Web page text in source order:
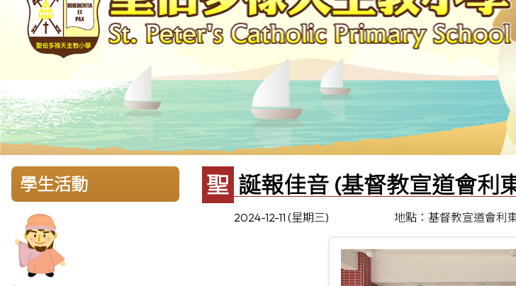
學生活動 聖誕報佳音 (基督教宣道會利
2024-12-11 (星期三) 地點：基督教宣道會利